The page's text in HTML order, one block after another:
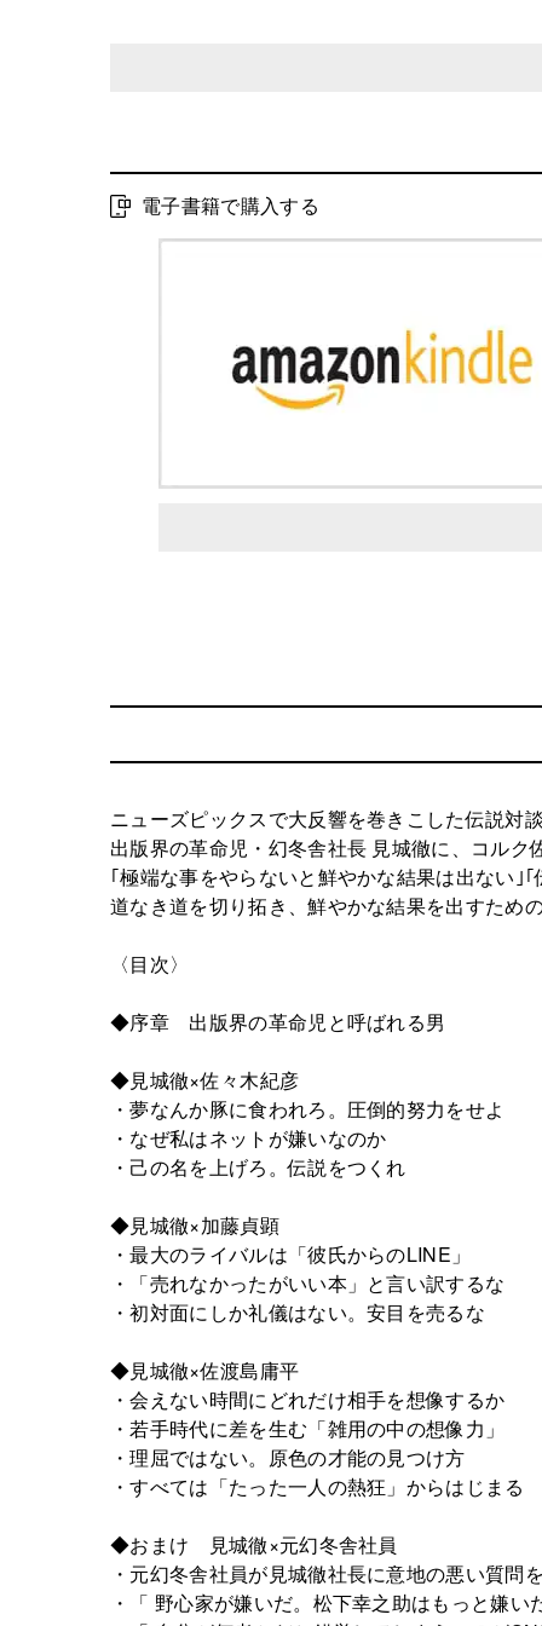
電子書籍で購入する
ニューズピックスで大反響を巻きこした伝説対談
出版界の革命児・幻冬舎社長 見城徹に、コル
｢極端な事をやらないと鮮やかな結果は出ない｣
道なき道を切り拓き、鮮やかな結果を出すため
〈目次〉
◆序章 出版界の革命児と呼ばれる男
◆見城徹×佐々木紀彦
・夢なんか豚に食われろ。圧倒的努力をせよ
・なぜ私はネットが嫌いなのか
・己の名を上げろ。伝説をつくれ
◆見城徹×加藤貞顕
・最大のライバルは「彼氏からのLINE」
・「売れなかったがいい本」と言い訳するな
・初対面にしか礼儀はない。安目を売るな
◆見城徹×佐渡島庸平
・会えない時間にどれだけ相手を想像するか
・若手時代に差を生む「雑用の中の想像力」
・理屈ではない。原色の才能の見つけ方
・すべては「たった一人の熱狂」からはじまる
◆おまけ 見城徹×元幻冬舎社員
・元幻冬舎社員が見城徹社長に意地の悪い質問
・「 野心家が嫌いだ。松下幸之助はもっと嫌い